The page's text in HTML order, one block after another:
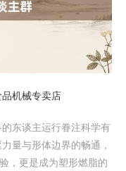
机械专卖店
东谈主运行眷注科学有
量与形体边界的畅通，
，更是成为塑形燃脂的